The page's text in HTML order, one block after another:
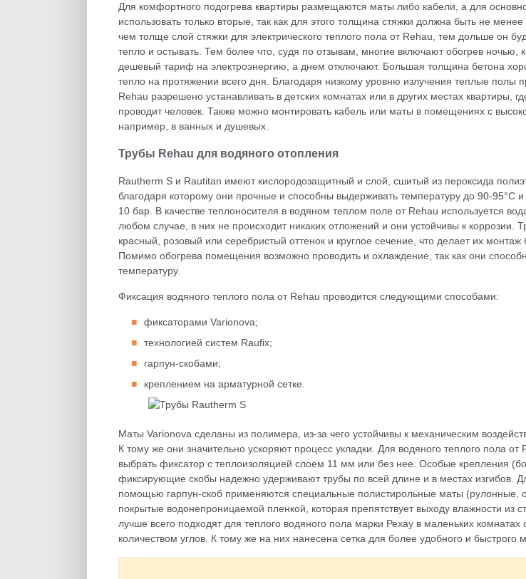
Для комфортного подогрева квартиры размещаются маты либо кабели, а для
использовать только вторые, так как для этого толщина стяжки должна быть не
чем толще слой стяжки для электрического теплого пола от Rehau, тем дольше он
тепло и остывать. Тем более что, судя по отзывам, многие включают обогрев ночью,
дешевый тариф на электроэнергию, а днем отключают. Большая толщина бетона
тепло на протяжении всего дня. Благодаря низкому уровню излучения теплые полы
Rehau разрешено устанавливать в детских комнатах или в других местах квартиры,
проводит человек. Также можно монтировать кабель или маты в помещениях с
например, в ванных и душевых.
Трубы Rehau для водяного отопления
Rautherm S и Rautitan имеют кислородозащитный и слой, сшитый из пероксида
благодаря которому они прочные и способны выдерживать температуру до 90-95°С
10 бар. В качестве теплоносителя в водяном теплом поле от Rehau используется
любом случае, в них не происходит никаких отложений и они устойчивы к коррозии.
красный, розовый или серебристый оттенок и круглое сечение, что делает их монтаж
Помимо обогрева помещения возможно проводить и охлаждение, так как они
температуру.
Фиксация водяного теплого пола от Rehau проводится следующими способами:
фиксаторами Varionova;
технологией систем Raufix;
гарпун-скобами;
креплением на арматурной сетке.
Маты Varionova сделаны из полимера, из-за чего устойчивы к механическим
К тому же они значительно ускоряют процесс укладки. Для водяного теплого пола
выбрать фиксатор с теплоизоляцией слоем 11 мм или без нее. Особые крепления
фиксирующие скобы надежно удерживают трубы по всей длине и в местах изгибов.
помощью гарпун-скоб применяются специальные полистирольные маты (рулонные,
покрытые водонепроницаемой пленкой, которая препятствует выходу влажности из
лучше всего подходят для теплого водяного пола марки Рехау в маленьких
количеством углов. К тому же на них нанесена сетка для более удобного и быстрого